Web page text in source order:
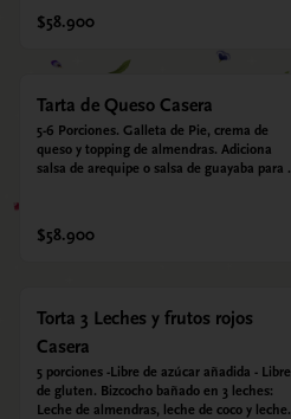
de leche de coco y que envuelve todos los
sabores.
$58.900
Tarta de Queso Casera
5-6 Porciones. Galleta de Pie, crema de
queso y topping de almendras. Adiciona
salsa de arequipe o salsa de guayaba para
$58.900
Torta 3 Leches y frutos rojos
Casera
5 porciones -Libre de azúcar añadida - Libre
de gluten. Bizcocho bañado en 3 leches:
Leche de almendras, leche de coco y leche